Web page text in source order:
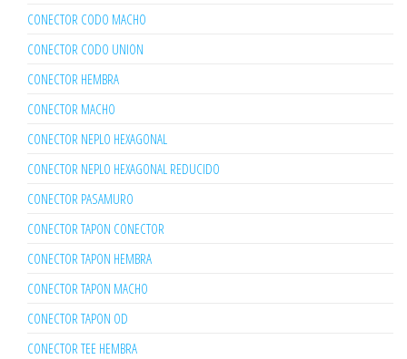
CONECTOR CODO MACHO
CONECTOR CODO UNION
CONECTOR HEMBRA
CONECTOR MACHO
CONECTOR NEPLO HEXAGONAL
CONECTOR NEPLO HEXAGONAL REDUCIDO
CONECTOR PASAMURO
CONECTOR TAPON CONECTOR
CONECTOR TAPON HEMBRA
CONECTOR TAPON MACHO
CONECTOR TAPON OD
CONECTOR TEE HEMBRA